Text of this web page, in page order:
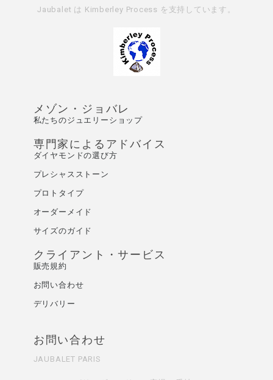
Jaubalet は Kimberley Process を支持しています。
メゾン・ジョバレ
私たちのジュエリーショップ
専門家によるアドバイス
ダイヤモンドの選び方
プレシャスストーン
プロトタイプ
オーダーメイド
サイズのガイド
クライアント・サービス
販売規約
お問い合わせ
デリバリー
お問い合わせ
JAUBALET PARIS